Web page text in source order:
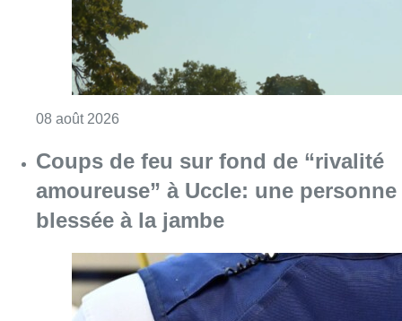
08 août 2026 Consulter l'article "Coups de feu sur fond